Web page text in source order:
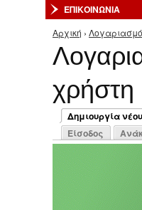
ΕΠΙΚΟΙΝΩΝΙΑ
Είστε εδώ
Αρχική ›
χρήστη
Δημιουργία
(ενεργή καρτέλα)
Είσοδος